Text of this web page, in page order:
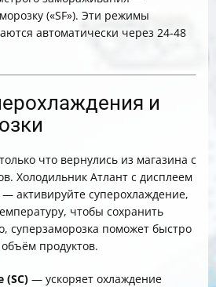
(«SF»). Эти режимы
автоматически через 24-48
и
что вернулись из магазина с
Холодильник Атлант с дисплеем
активируйте суперохлаждение,
чтобы сохранить
суперзаморозка поможет быстро
продуктов.
(SC) — ускоряет охлаждение